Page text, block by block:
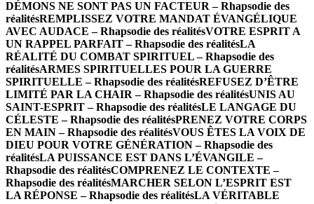
DÉMONS NE SONT PAS UN FACTEUR – Rhapsodie des
réalitésREMPLISSEZ VOTRE MANDAT ÉVANGÉLIQUE
AVEC AUDACE – Rhapsodie des réalitésVOTRE ESPRIT A
UN RAPPEL PARFAIT – Rhapsodie des réalitésLA
RÉALITÉ DU COMBAT SPIRITUEL – Rhapsodie des
réalitésARMES SPIRITUELLES POUR LA GUERRE
SPIRITUELLE – Rhapsodie des réalitésREFUSEZ D’ÊTRE
LIMITÉ PAR LA CHAIR – Rhapsodie des réalitésUNIS AU
SAINT-ESPRIT – Rhapsodie des réalitésLE LANGAGE DU
CÉLESTE – Rhapsodie des réalitésPRENEZ VOTRE CORPS
EN MAIN – Rhapsodie des réalitésVOUS ÊTES LA VOIX DE
DIEU POUR VOTRE GÉNÉRATION – Rhapsodie des
réalitésLA PUISSANCE EST DANS L’ÉVANGILE –
Rhapsodie des réalitésCOMPRENEZ LE CONTEXTE –
Rhapsodie des réalitésMARCHER SELON L’ESPRIT EST
LA RÉPONSE – Rhapsodie des réalitésLA VÉRITABLE